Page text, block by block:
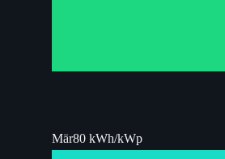
Mär80 kWh/kWp